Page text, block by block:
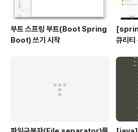
부트 스프링 부트(Boot Spring
Boot) 쓰기 시작
큐리티